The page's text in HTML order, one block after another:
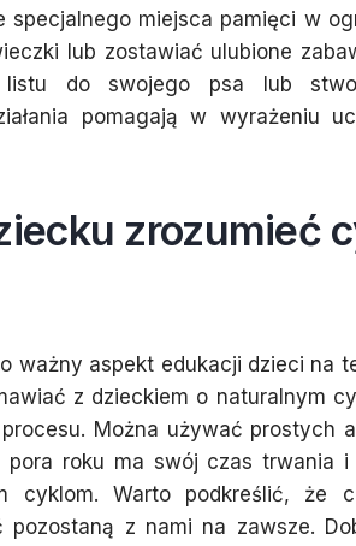
specjalnego miejsca pamięci w
lub zostawiać ulubione
listu do swojego psa lub
pomagają w wyrażeniu
zrozumieć
ważny aspekt edukacji dzieci na
z dzieckiem o naturalnym
Można używać prostych
pora roku ma swój czas trwania
cyklom. Warto podkreślić,
pozostaną z nami na zawsze.